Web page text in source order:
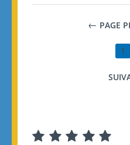
PAGE
1